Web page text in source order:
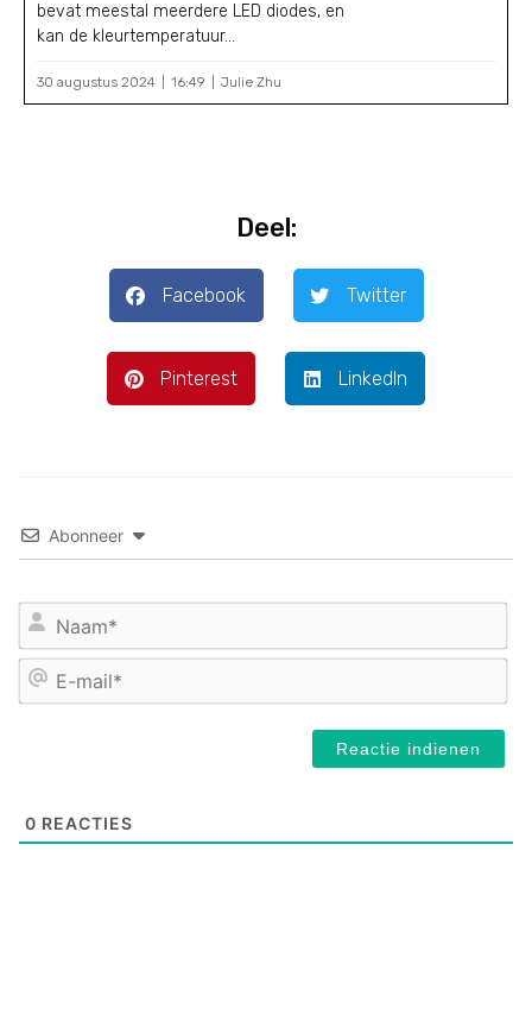
bevat meestal meerdere LED diodes, en
kan de kleurtemperatuur...
30 augustus 2024 16:49 Julie Zhu
Deel:
Facebook Twitter
Pinterest LinkedIn
Abonneer
E-
0 REACTIES